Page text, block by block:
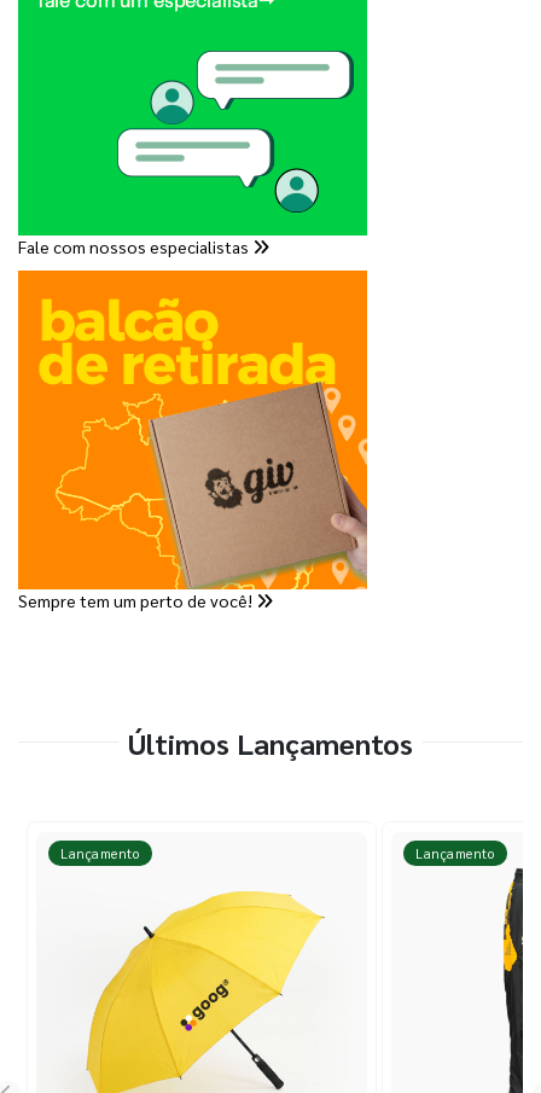
Fale com nossos especialistas
Sempre tem um perto de você!
Últimos Lançamentos
Lançamento Lançamento